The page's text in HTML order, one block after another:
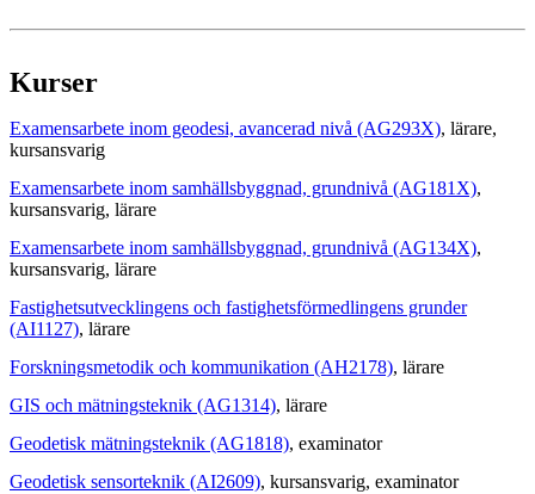
Kurser
Examensarbete inom geodesi, avancerad nivå (AG293X), lärare,
kursansvarig
Examensarbete inom samhällsbyggnad, grundnivå (AG181X),
kursansvarig, lärare
Examensarbete inom samhällsbyggnad, grundnivå (AG134X),
kursansvarig, lärare
Fastighetsutvecklingens och fastighetsförmedlingens grunder
(AI1127), lärare
Forskningsmetodik och kommunikation (AH2178), lärare
GIS och mätningsteknik (AG1314), lärare
Geodetisk mätningsteknik (AG1818), examinator
Geodetisk sensorteknik (AI2609), kursansvarig, examinator